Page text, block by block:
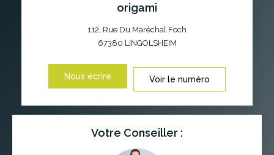
origami
112, Rue Du Maréchal Foch
67380 LINGOLSHEIM
Nous écrire Voir le numéro
Votre Conseiller :